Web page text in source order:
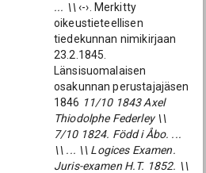
... \\ ‹-›. Merkitty
oikeustieteellisen
tiedekunnan nimikirjaan
23.2.1845.
Länsisuomalaisen
osakunnan perustajajäsen
1846 11/10 1843 Axel
Thiodolphe Federley \\
7/10 1824. Född i Åbo. ...
\\ ... \\ Logices Examen.
Juris-examen H.T. 1852. \\